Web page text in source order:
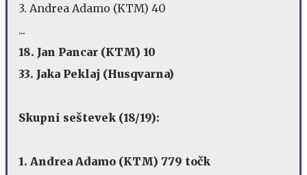
3. Andrea Adamo (KTM) 40
...
18. Jan Pancar (KTM) 10
33. Jaka Peklaj (Husqvarna)
Skupni seštevek (18/19):
1. Andrea Adamo (KTM) 779 točk